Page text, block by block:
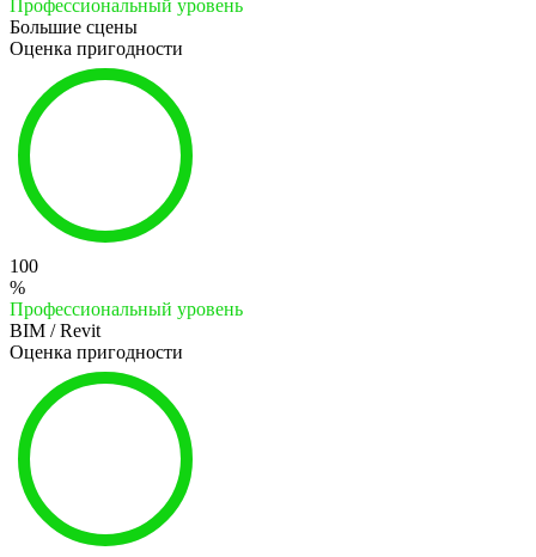
Профессиональный уровень
Большие сцены
Оценка пригодности
100
%
Профессиональный уровень
BIM / Revit
Оценка пригодности